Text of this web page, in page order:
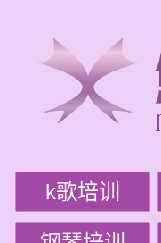
k歌培训